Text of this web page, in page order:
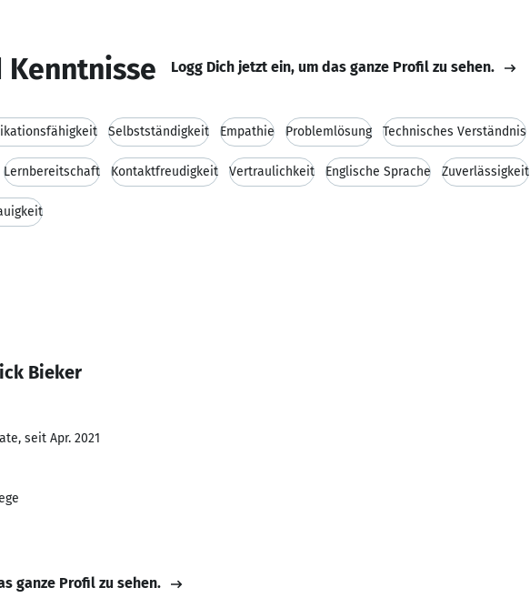
Kenntnisse Logg Dich jetzt ein, um das ganze Profil zu sehen.
Selbstständigkeit Empathie Problemlösung Technisches Verständnis
Lernbereitschaft Kontaktfreudigkeit Vertraulichkeit Englische Sprache Zuverlässigkeit
Bieker
seit Apr. 2021
ganze Profil zu sehen.